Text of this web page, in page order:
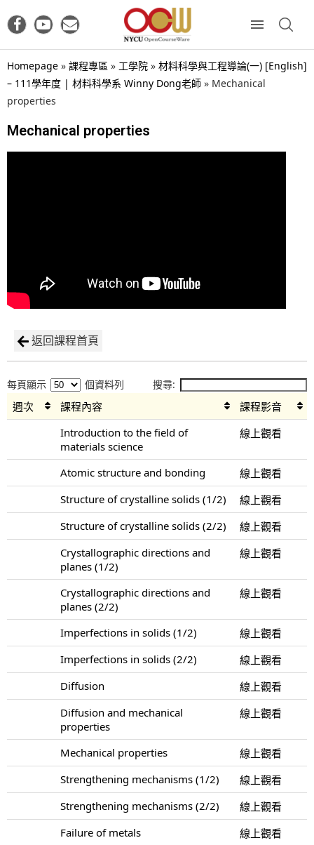
Homepage » 課程專區 » 工學院 » 材料科學與工程導論(一) [English]
– 111學年度 | 材料科學系 Winny Dong老師 » Mechanical
properties
Mechanical properties
返回課程首頁
每頁顯示 個資料列 搜尋:
週次 課程內容
課程影音
Introduction to the field of
materials science
線上觀看
Atomic structure and bonding
線上觀看
Structure of crystalline solids (1/2)
線上觀看
Structure of crystalline solids (2/2)
線上觀看
Crystallographic directions and
planes (1/2)
線上觀看
Crystallographic directions and
planes (2/2)
線上觀看
Imperfections in solids (1/2)
線上觀看
Imperfections in solids (2/2)
線上觀看
Diffusion
線上觀看
Diffusion and mechanical
properties
線上觀看
Mechanical properties
線上觀看
Strengthening mechanisms (1/2)
線上觀看
Strengthening mechanisms (2/2)
線上觀看
Failure of metals
線上觀看